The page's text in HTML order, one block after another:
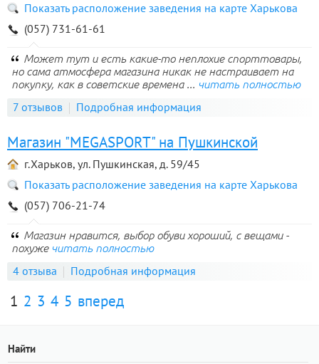
Показать расположение заведения на карте Харькова
(057) 731-61-61
Может тут и есть какие-то неплохие спорттовары,
но сама атмосфера магазина никак не настраивает на
покупку, как в советские времена ... читать полностью
7 отзывов Подробная информация
Магазин "MEGASPORT" на Пушкинской
г.Харьков, ул. Пушкинская, д. 59/45
Показать расположение заведения на карте Харькова
(057) 706-21-74
Магазин нравится, выбор обуви хороший, с вещами -
похуже читать полностью
4 отзыва Подробная информация
1 2 3 4 5 вперед
Найти